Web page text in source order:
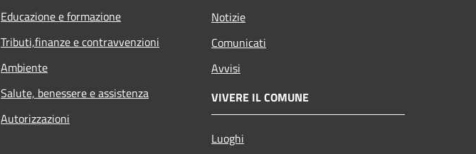
Educazione e formazione
Tributi,finanze e contravvenzioni
Ambiente
Salute, benessere e assistenza
Autorizzazioni
Notizie
Comunicati
Avvisi
VIVERE IL COMUNE
Luoghi